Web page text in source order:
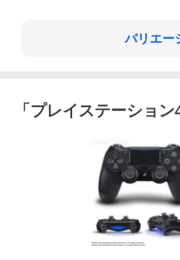
バリエー
「 プレイステーション